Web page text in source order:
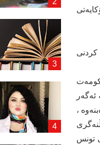
کردنی
،
تونس